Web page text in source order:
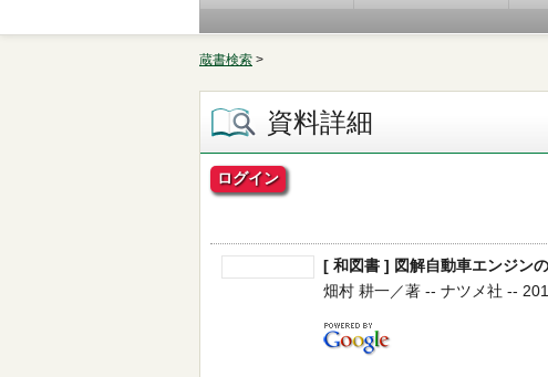
蔵書検索 >
資料詳細
ログイン
[ 和図書 ] 図解自動車エンジン
畑村 耕一／著 -- ナツメ社 --